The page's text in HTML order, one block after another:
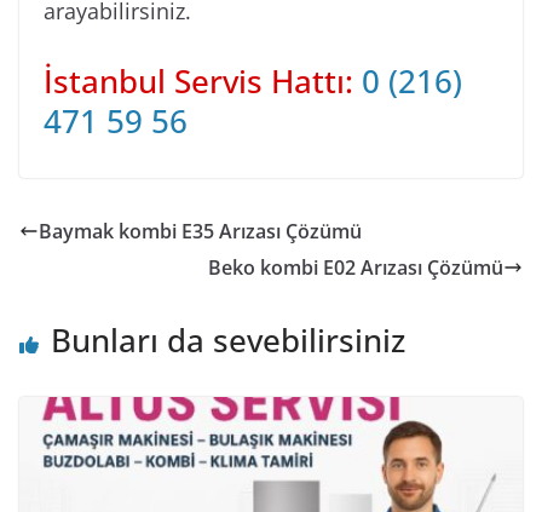
arayabilirsiniz.
İstanbul Servis Hattı: 0 (216)
471 59 56
Baymak kombi E35 Arızası Çözümü
Beko kombi E02 Arızası Çözümü
Bunları da sevebilirsiniz